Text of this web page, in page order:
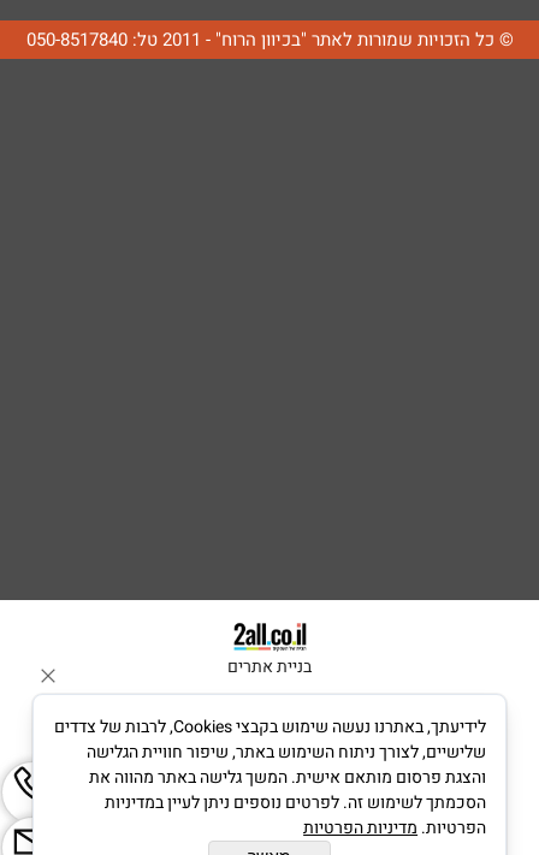
© כל הזכויות שמורות לאתר "בכיוון הרוח" - 2011 טל: 050-8517840
בניית אתרים
לידיעתך, באתרנו נעשה שימוש בקבצי Cookies, לרבות של צדדים
שלישיים, לצורך ניתוח השימוש באתר, שיפור חוויית הגלישה
והצגת פרסום מותאם אישית. המשך גלישה באתר מהווה את
הסכמתך לשימוש זה. לפרטים נוספים ניתן לעיין במדיניות
הפרטיות. מדיניות הפרטיות